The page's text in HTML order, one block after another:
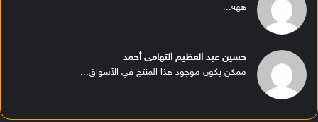
ههه...
حسين عبد العظيم التهامى أحمد
ممكن يكون موجود هذا المنتج في الأسواق...